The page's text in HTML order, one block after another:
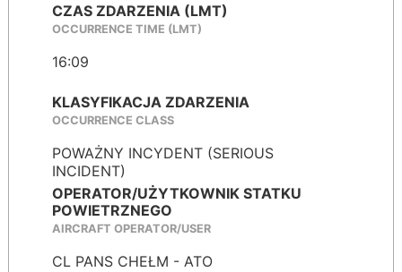
CZAS ZDARZENIA (LMT)
OCCURRENCE TIME (LMT)
16:09
KLASYFIKACJA ZDARZENIA
OCCURRENCE CLASS
POWAŻNY INCYDENT (SERIOUS
INCIDENT)
OPERATOR/UŻYTKOWNIK STATKU
POWIETRZNEGO
AIRCRAFT OPERATOR/USER
CL PANS CHEŁM - ATO